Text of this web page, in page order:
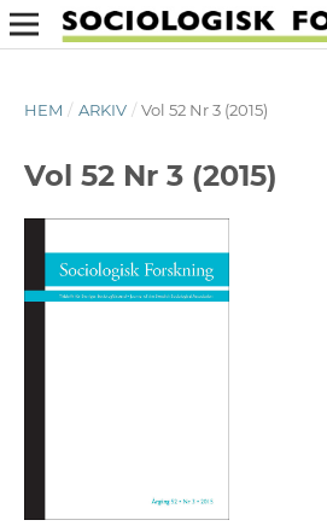
HEM / ARKIV / Vol 52 Nr 3 (2015)
Vol 52 Nr 3 (2015)